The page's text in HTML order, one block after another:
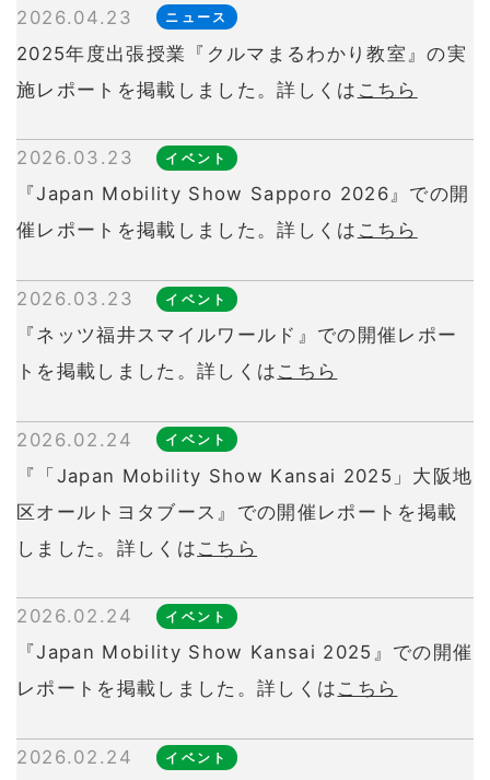
2026.04.23 ニュース
2025年度出張授業『クルマまるわかり教室』の実
施レポートを掲載しました。詳しくは こちら
2026.03.23 イベント
『Japan Mobility Show Sapporo 2026』での開
催レポートを掲載しました。詳しくは こちら
2026.03.23 イベント
『ネッツ福井スマイルワールド』での開催レポー
トを掲載しました。詳しくは こちら
2026.02.24 イベント
『「Japan Mobility Show Kansai 2025」大阪地
区オールトヨタブース』での開催レポートを掲載
しました。詳しくは こちら
2026.02.24 イベント
『Japan Mobility Show Kansai 2025』での開催
レポートを掲載しました。詳しくは こちら
2026.02.24 イベント